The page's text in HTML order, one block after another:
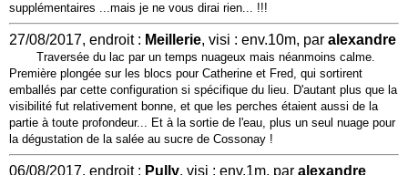
supplémentaires ...mais je ne vous dirai rien... !!!
27/08/2017, endroit : Meillerie, visi : env.10m, par alexandre
Traversée du lac par un temps nuageux mais néanmoins calme.
Première plongée sur les blocs pour Catherine et Fred, qui sortirent
emballés par cette configuration si spécifique du lieu. D'autant plus que la
visibilité fut relativement bonne, et que les perches étaient aussi de la
partie à toute profondeur... Et à la sortie de l'eau, plus un seul nuage pour
la dégustation de la salée au sucre de Cossonay !
06/08/2017, endroit : Pully, visi : env.1m, par alexandre